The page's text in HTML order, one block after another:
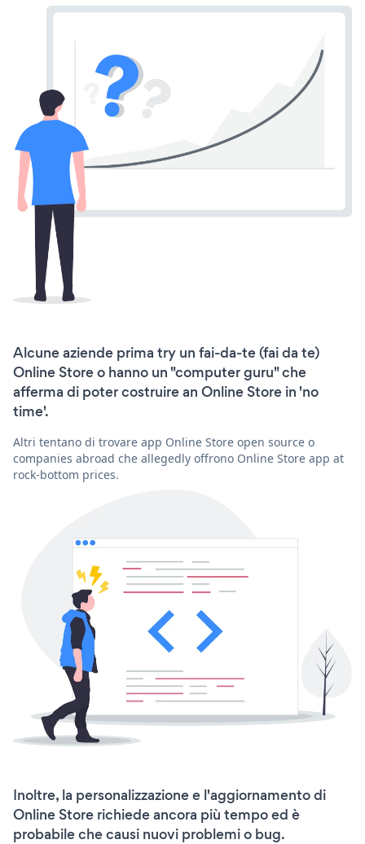
Alcune aziende prima try un fai-da-te (fai da te)
Online Store o hanno un "computer guru" che
afferma di poter costruire an Online Store in 'no
time'.
Altri tentano di trovare app Online Store open source o
companies abroad che allegedly offrono Online Store app at
rock-bottom prices.
Inoltre, la personalizzazione e l'aggiornamento di
Online Store richiede ancora più tempo ed è
probabile che causi nuovi problemi o bug.